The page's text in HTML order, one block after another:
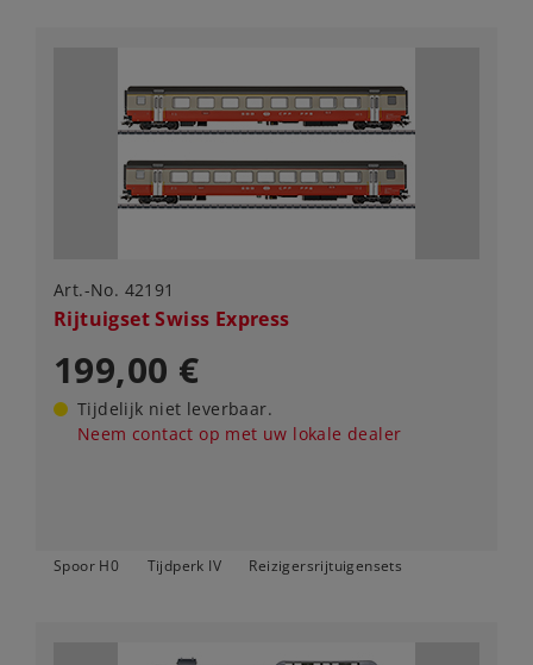
Art.-No. 42191
Rijtuigset Swiss Express
199,00 €
Tijdelijk niet leverbaar.
Neem contact op met uw lokale dealer
Spoor H0 Tijdperk IV Reizigersrijtuigensets